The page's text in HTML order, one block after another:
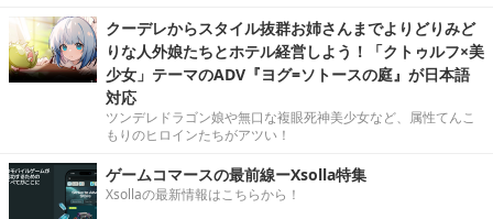
クーデレからスタイル抜群お姉さんまでよりどりみど
りな人外娘たちとホテル経営しよう！「クトゥルフ×美
少女」テーマのADV『ヨグ=ソトースの庭』が日本語
対応
ツンデレドラゴン娘や無口な複眼死神美少女など、属性てんこ
もりのヒロインたちがアツい！
ゲームコマースの最前線ーXsolla特集
Xsollaの最新情報はこちらから！